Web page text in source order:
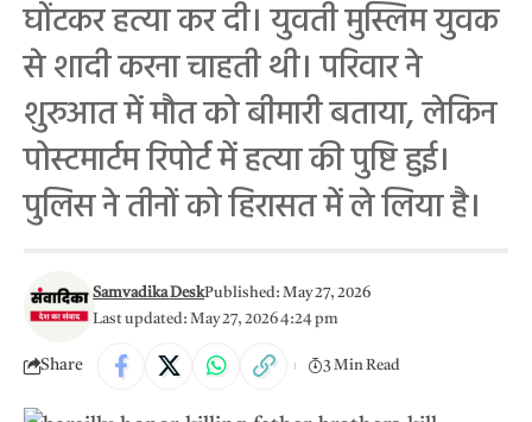
घोंटकर हत्या कर दी। युवती मुस्लिम युवक
से शादी करना चाहती थी। परिवार ने
शुरुआत में मौत को बीमारी बताया, लेकिन
पोस्टमार्टम रिपोर्ट में हत्या की पुष्टि हुई।
पुलिस ने तीनों को हिरासत में ले लिया है।
Last updated: May 27, 2026 4:24 pm
Samvadika DeskPublished: May 27, 2026
Share 3 Min Read